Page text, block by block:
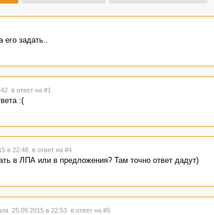
его задать..
в ответ на #1
:(
в 22:48 в ответ на #4
в ЛПА или в предложения? Там точно ответ дадут)
25.09.2015 в 22:53 в ответ на #5